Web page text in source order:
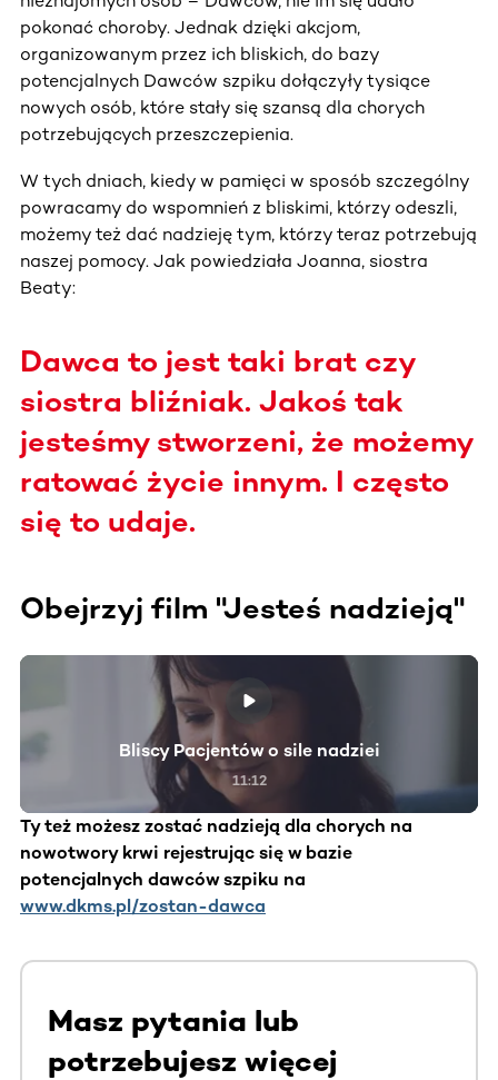
pokonać choroby. Jednak dzięki akcjom,
organizowanym przez ich bliskich, do bazy
potencjalnych Dawców szpiku dołączyły tysiące
nowych osób, które stały się szansą dla chorych
potrzebujących przeszczepienia.
W tych dniach, kiedy w pamięci w sposób szczególny
powracamy do wspomnień z bliskimi, którzy odeszli,
możemy też dać nadzieję tym, którzy teraz potrzebują
naszej pomocy. Jak powiedziała Joanna, siostra
Beaty:
Dawca to jest taki brat czy
siostra bliźniak. Jakoś tak
jesteśmy stworzeni, że możemy
ratować życie innym. I często
się to udaje.
Obejrzyj film "Jesteś nadzieją"
Bliscy Pacjentów o sile nadziei
11:12
Ty też możesz zostać nadzieją dla chorych na
nowotwory krwi rejestrując się w bazie
potencjalnych dawców szpiku na
www.dkms.pl/zostan-dawca
Masz pytania lub
potrzebujesz więcej